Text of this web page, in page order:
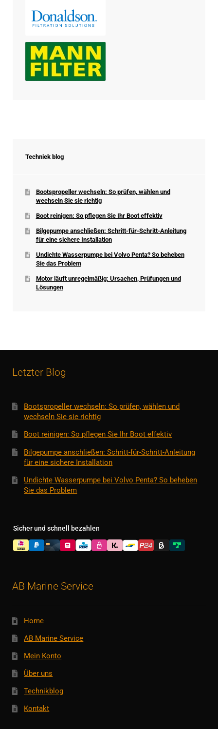
Techniek blog
Bootspropeller wechseln: So prüfen, wählen und
wechseln Sie sie richtig
Boot reinigen: So pflegen Sie Ihr Boot effektiv
Bilgepumpe anschließen: Schritt-für-Schritt-Anleitung
für eine sichere Installation
Undichte Wasserpumpe bei Volvo Penta? So beheben
Sie das Problem
Motor läuft unregelmäßig: Ursachen, Prüfungen und
Lösungen
Letzter Blog
Bootspropeller wechseln: So prüfen, wählen und
wechseln Sie sie richtig
Boot reinigen: So pflegen Sie Ihr Boot effektiv
Bilgepumpe anschließen: Schritt-für-Schritt-Anleitung
für eine sichere Installation
Undichte Wasserpumpe bei Volvo Penta? So beheben
Sie das Problem
Sicher und schnell bezahlen
AB Marine Service
Home
AB Marine Service
Mein Konto
Über uns
Technikblog
Kontakt